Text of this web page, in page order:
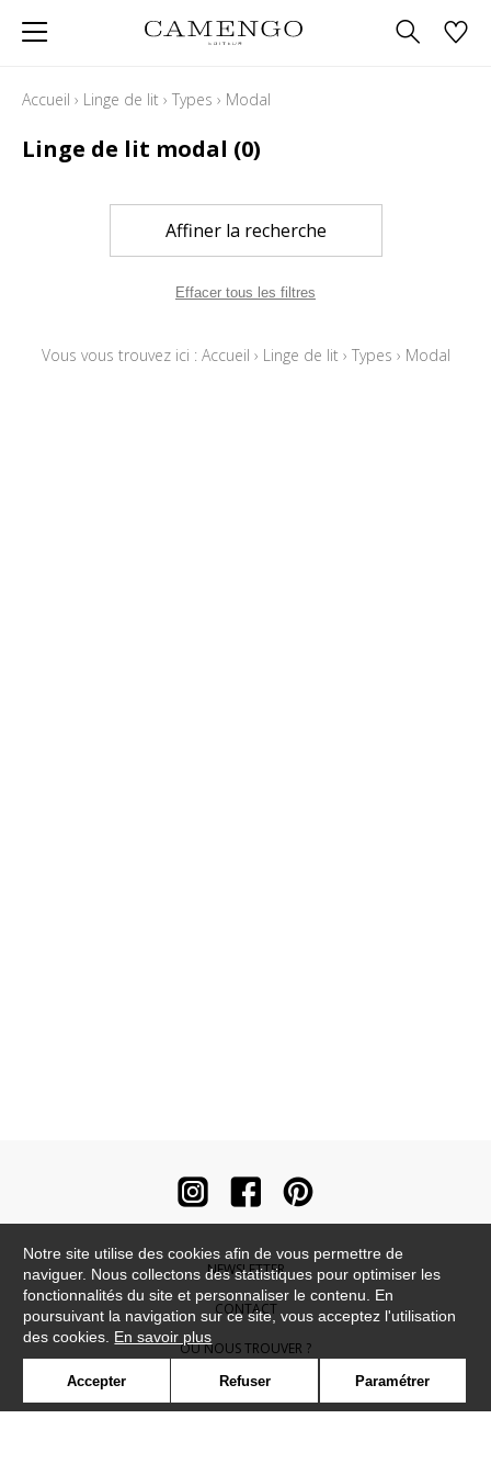
Accueil › Linge de lit › Types › Modal
Linge de lit modal (0)
Affiner la recherche
Effacer tous les filtres
Vous vous trouvez ici : Accueil › Linge de lit › Types › Modal
NEWSLETTER
CONTACT
OÙ NOUS TROUVER ?
CONTRACT
Notre site utilise des cookies afin de vous permettre de
naviguer. Nous collectons des statistiques pour optimiser les
fonctionnalités du site et personnaliser le contenu. En
poursuivant la navigation sur ce site, vous acceptez l'utilisation
des cookies. En savoir plus
Accepter Refuser Paramétrer